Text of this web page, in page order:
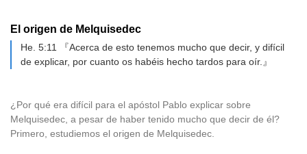
El origen de Melquisedec
He. 5:11 『Acerca de esto tenemos mucho que decir, y difícil
de explicar, por cuanto os habéis hecho tardos para oír.』
¿Por qué era difícil para el apóstol Pablo explicar sobre
Melquisedec, a pesar de haber tenido mucho que decir de él?
Primero, estudiemos el origen de Melquisedec.